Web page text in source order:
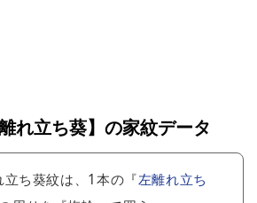
れ立ち葵】の家紋データ
ち葵紋は、1本の『左離れ立ち